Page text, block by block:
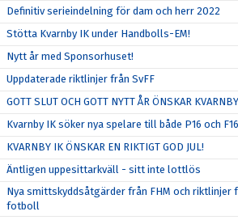
Definitiv serieindelning för dam och herr 2022
Stötta Kvarnby IK under Handbolls-EM!
Nytt år med Sponsorhuset!
Uppdaterade riktlinjer från SvFF
GOTT SLUT OCH GOTT NYTT ÅR ÖNSKAR
Kvarnby IK söker nya spelare till både P16 och F16
KVARNBY IK ÖNSKAR EN RIKTIGT GOD JUL!
Äntligen uppesittarkväll - sitt inte lottlös
Nya smittskyddsåtgärder från FHM och riktlinjer
fotboll